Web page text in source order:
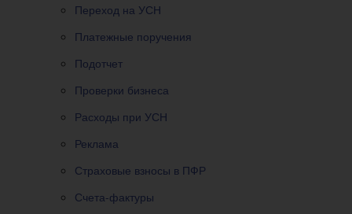
Переход на УСН
Платежные поручения
Подотчет
Проверки бизнеса
Расходы при УСН
Реклама
Страховые взносы в ПФР
Счета-фактуры